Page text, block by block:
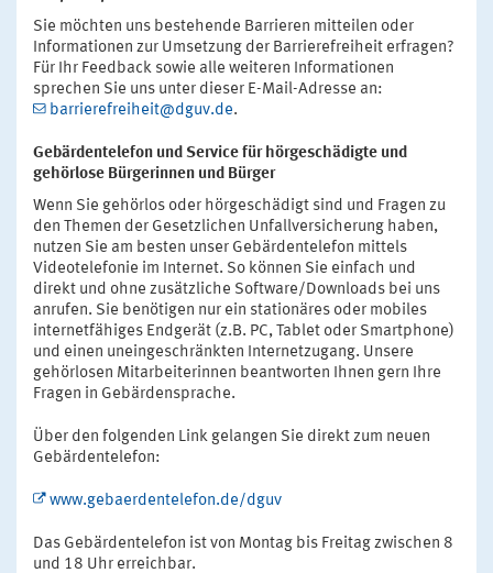
Sie möchten uns bestehende Barrieren mitteilen oder
Informationen zur Umsetzung der Barrierefreiheit erfragen?
Für Ihr Feedback sowie alle weiteren Informationen
sprechen Sie uns unter dieser E-Mail-Adresse an:
barrierefreiheit@dguv.de.
Gebärdentelefon und Service für hörgeschädigte und
gehörlose Bürgerinnen und Bürger
Wenn Sie gehörlos oder hörgeschädigt sind und Fragen zu
den Themen der Gesetzlichen Unfallversicherung haben,
nutzen Sie am besten unser Gebärdentelefon mittels
Videotelefonie im Internet. So können Sie einfach und
direkt und ohne zusätzliche Software/Downloads bei uns
anrufen. Sie benötigen nur ein stationäres oder mobiles
internetfähiges Endgerät (z.B. PC, Tablet oder Smartphone)
und einen uneingeschränkten Internetzugang. Unsere
gehörlosen Mitarbeiterinnen beantworten Ihnen gern Ihre
Fragen in Gebärdensprache.
Über den folgenden Link gelangen Sie direkt zum neuen
Gebärdentelefon:
www.gebaerdentelefon.de/dguv
Das Gebärdentelefon ist von Montag bis Freitag zwischen 8
und 18 Uhr erreichbar.